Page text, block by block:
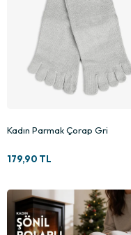
Kadın Parmak Çorap Gri
179,90 TL